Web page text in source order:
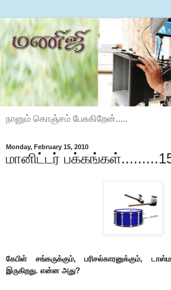
நானும் கொஞ்சம் பேசுகிறேன்.....
Monday, February 15, 2010
மானிட்டர்
கேபிள் சங்கருக்கும், பரிசல்காரனுக்கும்,
இருகிறது. என்ன அது?